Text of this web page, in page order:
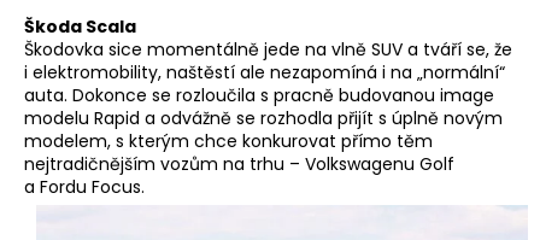
Škoda Scala
Škodovka sice momentálně jede na vlně SUV a tváří se, že
i elektromobility, naštěstí ale nezapomíná i na „normální“
auta. Dokonce se rozloučila s pracně budovanou image
modelu Rapid a odvážně se rozhodla přijít s úplně novým
modelem, s kterým chce konkurovat přímo těm
nejtradičnějším vozům na trhu – Volkswagenu Golf
a Fordu Focus.